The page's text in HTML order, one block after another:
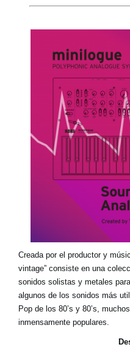
Redes Sociales
Acerca de KORG
Creada por el productor y
vintage” consiste en una
sonidos solistas y metales
algunos de los sonidos más
Pop de los 80’s y 80’s,
inmensamente populares.